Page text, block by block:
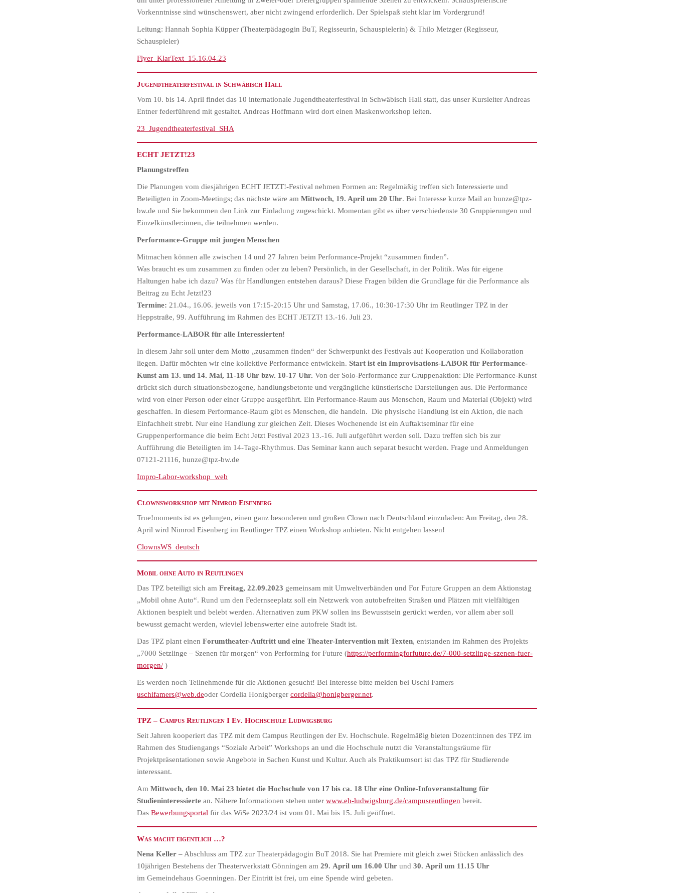
Vorkenntnisse sind wünschenswert, aber nicht zwingend erforderlich. Der Spielspaß steht klar im Vordergrund!
Leitung: Hannah Sophia Küpper (Theaterpädagogin BuT, Regisseurin, Schauspielerin) & Thilo Metzger (Regisseur,
Schauspieler)
Flyer_KlarText_15.16.04.23
Jugendtheaterfestival in Schwäbisch Hall
Vom 10. bis 14. April findet das 10 internationale Jugendtheaterfestival in Schwäbisch Hall statt, das unser Kursleiter Andreas
Entner federführend mit gestaltet. Andreas Hoffmann wird dort einen Maskenworkshop leiten.
23_Jugendtheaterfestival_SHA
ECHT JETZT!23
Planungstreffen
Die Planungen vom diesjährigen ECHT JETZT!-Festival nehmen Formen an: Regelmäßig treffen sich Interessierte und
Beteiligten in Zoom-Meetings; das nächste wäre am Mittwoch, 19. April um 20 Uhr. Bei Interesse kurze Mail an hunze@tpz-
bw.de und Sie bekommen den Link zur Einladung zugeschickt. Momentan gibt es über verschiedenste 30 Gruppierungen und
Einzelkünstler:innen, die teilnehmen werden.
Performance-Gruppe mit jungen Menschen
Mitmachen können alle zwischen 14 und 27 Jahren beim Performance-Projekt “zusammen finden”.
Was braucht es um zusammen zu finden oder zu leben? Persönlich, in der Gesellschaft, in der Politik. Was für eigene
Haltungen habe ich dazu? Was für Handlungen entstehen daraus? Diese Fragen bilden die Grundlage für die Performance als
Beitrag zu Echt Jetzt!23
Termine: 21.04., 16.06. jeweils von 17:15-20:15 Uhr und Samstag, 17.06., 10:30-17:30 Uhr im Reutlinger TPZ in der
Heppstraße, 99. Aufführung im Rahmen des ECHT JETZT! 13.-16. Juli 23.
Performance-LABOR für alle Interessierten!
In diesem Jahr soll unter dem Motto „zusammen finden“ der Schwerpunkt des Festivals auf Kooperation und Kollaboration
liegen. Dafür möchten wir eine kollektive Performance entwickeln. Start ist ein Improvisations-LABOR für Performance-
Kunst am 13. und 14. Mai, 11-18 Uhr bzw. 10-17 Uhr. Von der Solo-Performance zur Gruppenaktion: Die Performance-Kunst
drückt sich durch situationsbezogene, handlungsbetonte und vergängliche künstlerische Darstellungen aus. Die Performance
wird von einer Person oder einer Gruppe ausgeführt. Ein Performance-Raum aus Menschen, Raum und Material (Objekt) wird
geschaffen. In diesem Performance-Raum gibt es Menschen, die handeln. Die physische Handlung ist ein Aktion, die nach
Einfachheit strebt. Nur eine Handlung zur gleichen Zeit. Dieses Wochenende ist ein Auftaktseminar für eine
Gruppenperformance die beim Echt Jetzt Festival 2023 13.-16. Juli aufgeführt werden soll. Dazu treffen sich bis zur
Aufführung die Beteiligten im 14-Tage-Rhythmus. Das Seminar kann auch separat besucht werden. Frage und Anmeldungen
07121-21116, hunze@tpz-bw.de
Impro-Labor-workshop_web
Clownsworkshop mit Nimrod Eisenberg
True!moments ist es gelungen, einen ganz besonderen und großen Clown nach Deutschland einzuladen: Am Freitag, den 28.
April wird Nimrod Eisenberg im Reutlinger TPZ einen Workshop anbieten. Nicht entgehen lassen!
ClownsWS_deutsch
Mobil ohne Auto in Reutlingen
Das TPZ beteiligt sich am Freitag, 22.09.2023 gemeinsam mit Umweltverbänden und For Future Gruppen an dem Aktionstag
„Mobil ohne Auto“. Rund um den Federnseeplatz soll ein Netzwerk von autobefreiten Straßen und Plätzen mit vielfältigen
Aktionen bespielt und belebt werden. Alternativen zum PKW sollen ins Bewusstsein gerückt werden, vor allem aber soll
bewusst gemacht werden, wieviel lebenswerter eine autofreie Stadt ist.
Das TPZ plant einen Forumtheater-Auftritt und eine Theater-Intervention mit Texten, entstanden im Rahmen des Projekts
„7000 Setzlinge – Szenen für morgen“ von Performing for Future (https://performingforfuture.de/7-000-setzlinge-szenen-fuer-
morgen/ )
Es werden noch Teilnehmende für die Aktionen gesucht! Bei Interesse bitte melden bei Uschi Famers
uschifamers@web.deoder Cordelia Honigberger cordelia@honigberger.net.
TPZ – Campus Reutlingen I Ev. Hochschule Ludwigsburg
Seit Jahren kooperiert das TPZ mit dem Campus Reutlingen der Ev. Hochschule. Regelmäßig bieten Dozent:innen des TPZ im
Rahmen des Studiengangs “Soziale Arbeit” Workshops an und die Hochschule nutzt die Veranstaltungsräume für
Projektpräsentationen sowie Angebote in Sachen Kunst und Kultur. Auch als Praktikumsort ist das TPZ für Studierende
interessant.
Am Mittwoch, den 10. Mai 23 bietet die Hochschule von 17 bis ca. 18 Uhr eine Online-Infoveranstaltung für
Studieninteressierte an. Nähere Informationen stehen unter www.eh-ludwigsburg.de/campusreutlingen bereit.
Das Bewerbungsportal für das WiSe 2023/24 ist vom 01. Mai bis 15. Juli geöffnet.
Was macht eigentlich …?
Nena Keller – Abschluss am TPZ zur Theaterpädagogin BuT 2018. Sie hat Premiere mit gleich zwei Stücken anlässlich des
10jährigen Bestehens der Theaterwerkstatt Gönningen am 29. April um 16.00 Uhr und 30. April um 11.15 Uhr
im Gemeindehaus Goenningen. Der Eintritt ist frei, um eine Spende wird gebeten.